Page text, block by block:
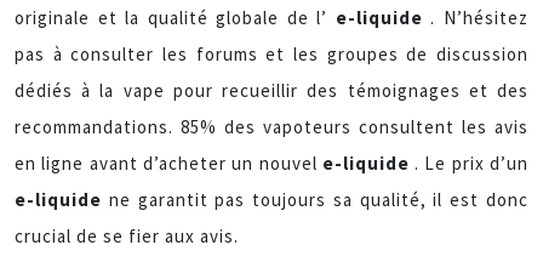
originale et la qualité globale de l’ e-liquide . N’hésitez
pas à consulter les forums et les groupes de discussion
dédiés à la vape pour recueillir des témoignages et des
recommandations. 85% des vapoteurs consultent les avis
en ligne avant d’acheter un nouvel e-liquide . Le prix d’un
e-liquide ne garantit pas toujours sa qualité, il est donc
crucial de se fier aux avis.